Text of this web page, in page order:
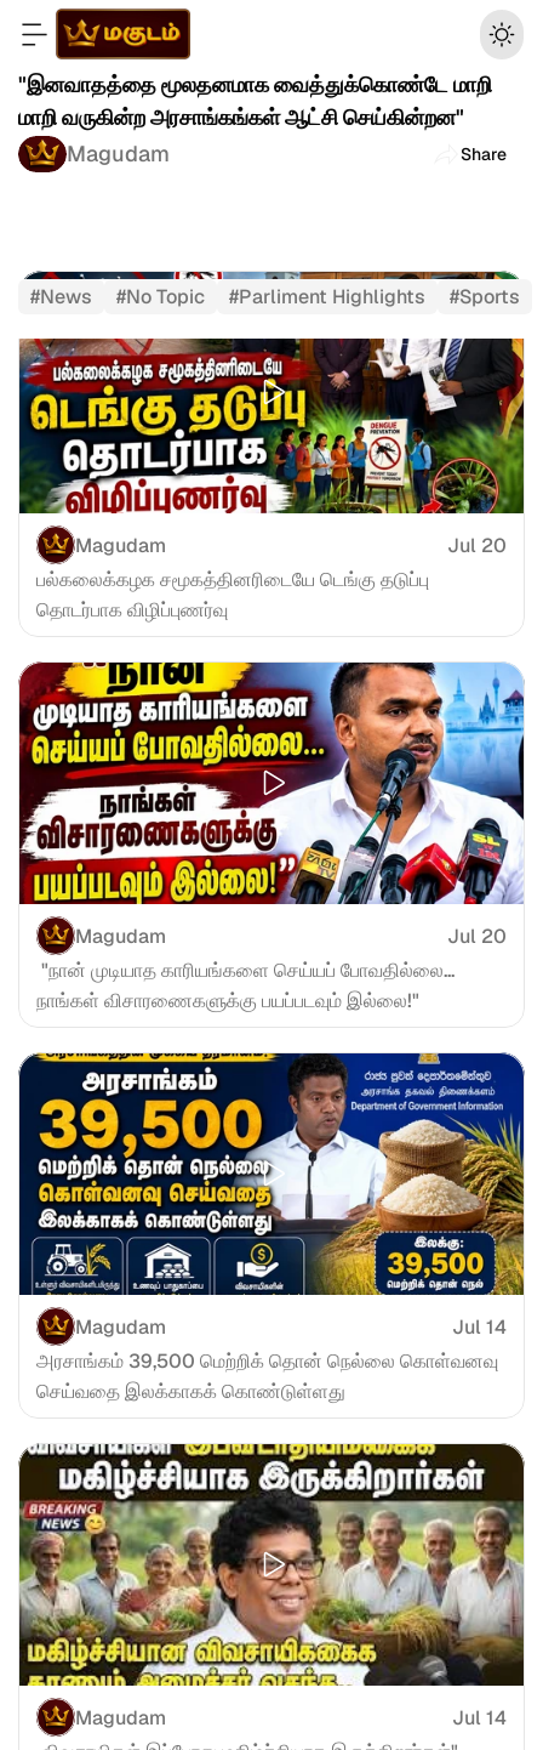
"இனவாதத்தை மூலதனமாக வைத்துக்கொண்டே மாறி
மாறி வருகின்ற அரசாங்கங்கள் ஆட்சி செய்கின்றன"
Magudam
Share
#News #No Topic #Parliment Highlights #Sports
Magudam
Jul 20
பல்கலைக்கழக சமூகத்தினரிடையே டெங்கு தடுப்பு
தொடர்பாக விழிப்புணர்வு
Magudam
Jul 20
நாங்கள் விசாரணைகளுக்கு பயப்படவும் இல்லை!"
Magudam
Jul 14
அரசாங்கம் 39,500 மெற்றிக் தொன் நெல்லை கொள்வனவு
செய்வதை இலக்காகக் கொண்டுள்ளது
Magudam
Jul 14